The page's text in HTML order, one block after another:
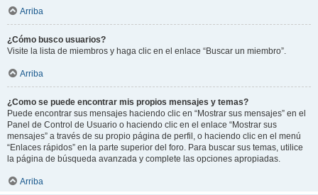
Arriba
¿Cómo busco usuarios?
Visite la lista de miembros y haga clic en el enlace “Buscar un miembro”.
Arriba
¿Como se puede encontrar mis propios mensajes y temas?
Puede encontrar sus mensajes haciendo clic en “Mostrar sus mensajes” en el
Panel de Control de Usuario o haciendo clic en el enlace “Mostrar sus
mensajes” a través de su propio página de perfil, o haciendo clic en el menú
“Enlaces rápidos” en la parte superior del foro. Para buscar sus temas, utilice
la página de búsqueda avanzada y complete las opciones apropiadas.
Arriba